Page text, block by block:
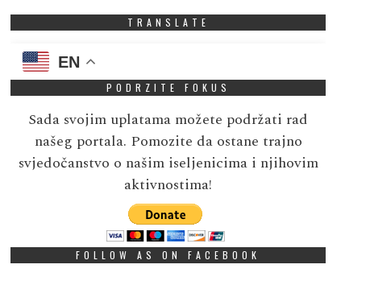
TRANSLATE
EN
PODRZITE FOKUS
Sada svojim uplatama možete podržati rad
našeg portala. Pomozite da ostane trajno
svjedočanstvo o našim iseljenicima i njihovim
aktivnostima!
FOLLOW AS ON FACEBOOK